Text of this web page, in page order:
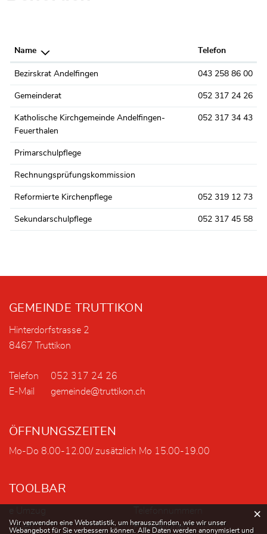
Name Telefon
Bezirskrat Andelfingen 043 258 86 00
Gemeinderat 052 317 24 26
Katholische Kirchgemeinde Andelfingen-
Feuerthalen
052 317 34 43
Primarschulpflege
Rechnungsprüfungskommission
Reformierte Kirchenpflege 052 319 12 73
Sekundarschulpflege 052 317 45 58
Fusszeile
GEMEINDE TRUTTIKON
Hinterdorfstrasse 2
8467 Truttikon
Telefon
052 317 24 26
E-Mail
gemeinde@truttikon.ch
ÖFFNUNGSZEITEN
Mo-Do 8.00-12.00/ zusätzlich Mo 15.00-19.00
TOOLBAR
Leben
Publikationen
Webstatistik
Wir verwenden eine Webstatistik, um herauszufinden, wie wir unser
Webangebot für Sie verbessern können. Alle Daten werden anonymisiert und
×